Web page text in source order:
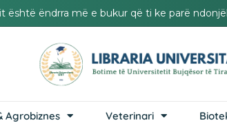
është ëndrra më e bukur që ti ke parë
Agrobiznes Veterinari